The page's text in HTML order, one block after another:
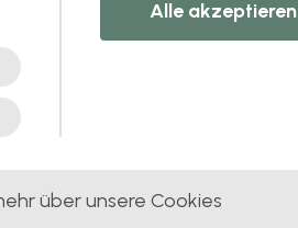
Alle akzeptieren
über unsere Cookies